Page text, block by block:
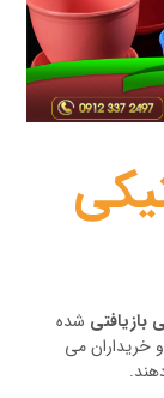
بازیافتی شده
و خریداران می